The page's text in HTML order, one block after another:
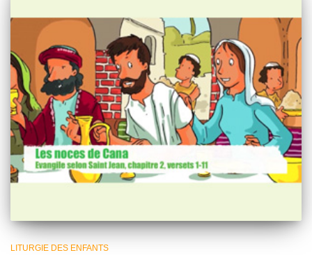
LITURGIE DES ENFANTS